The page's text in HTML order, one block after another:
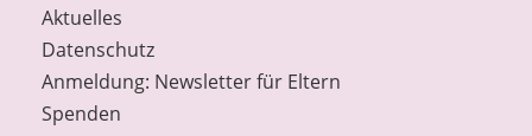
Lexikon
Datenschutz
Newsletter
Spenden
Aktuelles
Datenschutz
Anmeldung: Newsletter für Eltern
Spenden